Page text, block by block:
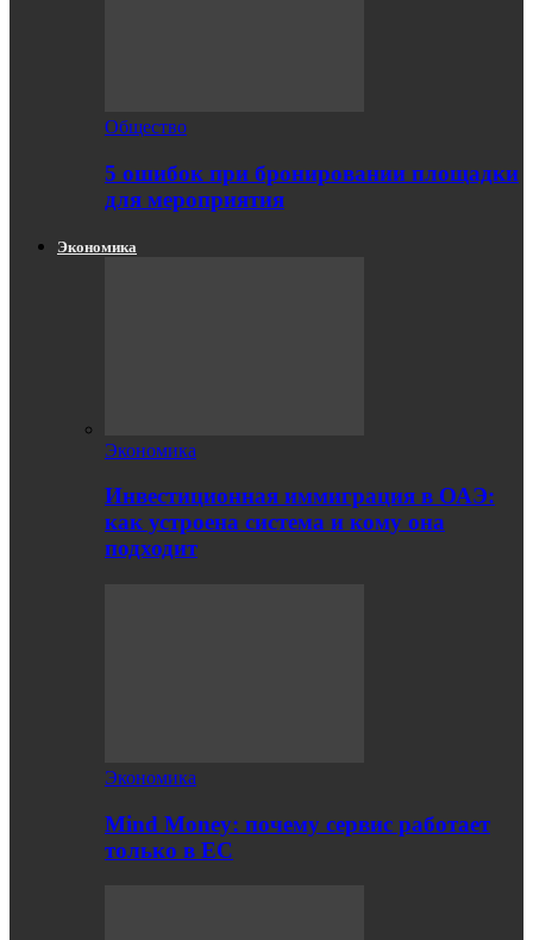
Общество
5 ошибок при бронировании площадки
для мероприятия
Экономика
Экономика
Инвестиционная иммиграция в ОАЭ:
как устроена система и кому она
подходит
Экономика
Mind Money: почему сервис работает
только в ЕС